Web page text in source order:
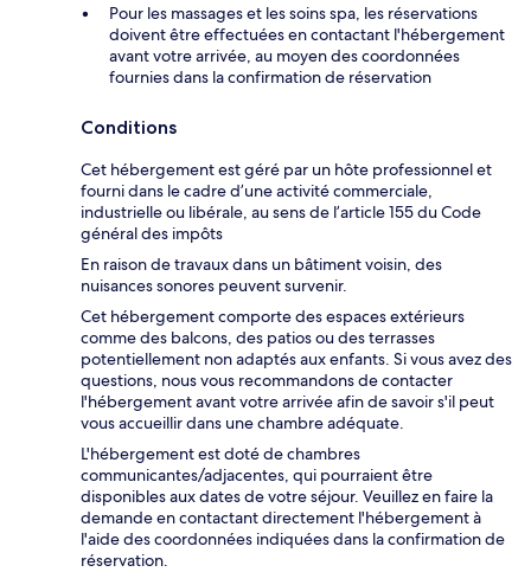
Pour les massages et les soins spa, les réservations
doivent être effectuées en contactant l'hébergement
avant votre arrivée, au moyen des coordonnées
fournies dans la confirmation de réservation
Conditions
Cet hébergement est géré par un hôte professionnel et
fourni dans le cadre d’une activité commerciale,
industrielle ou libérale, au sens de l’article 155 du Code
général des impôts
En raison de travaux dans un bâtiment voisin, des
nuisances sonores peuvent survenir.
Cet hébergement comporte des espaces extérieurs
comme des balcons, des patios ou des terrasses
potentiellement non adaptés aux enfants. Si vous avez des
questions, nous vous recommandons de contacter
l'hébergement avant votre arrivée afin de savoir s'il peut
vous accueillir dans une chambre adéquate.
L'hébergement est doté de chambres
communicantes/adjacentes, qui pourraient être
disponibles aux dates de votre séjour. Veuillez en faire la
demande en contactant directement l'hébergement à
l'aide des coordonnées indiquées dans la confirmation de
réservation.